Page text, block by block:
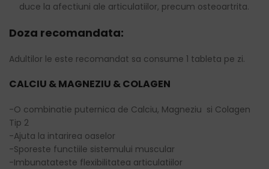
duce la afectiuni ale articulatiilor, precum osteoartrita.
Doza recomandata:
Adultilor le este recomandat sa consume 1 tableta pe zi.
CALCIU & MAGNEZIU & COLAGEN
-O combinatie puternica de Calciu, Magneziu si Colagen
Tip 2
-Ajuta la intarirea oaselor
-Sporeste functiile sistemului muscular
-Imbunatateste flexibilitatea articulatiilor